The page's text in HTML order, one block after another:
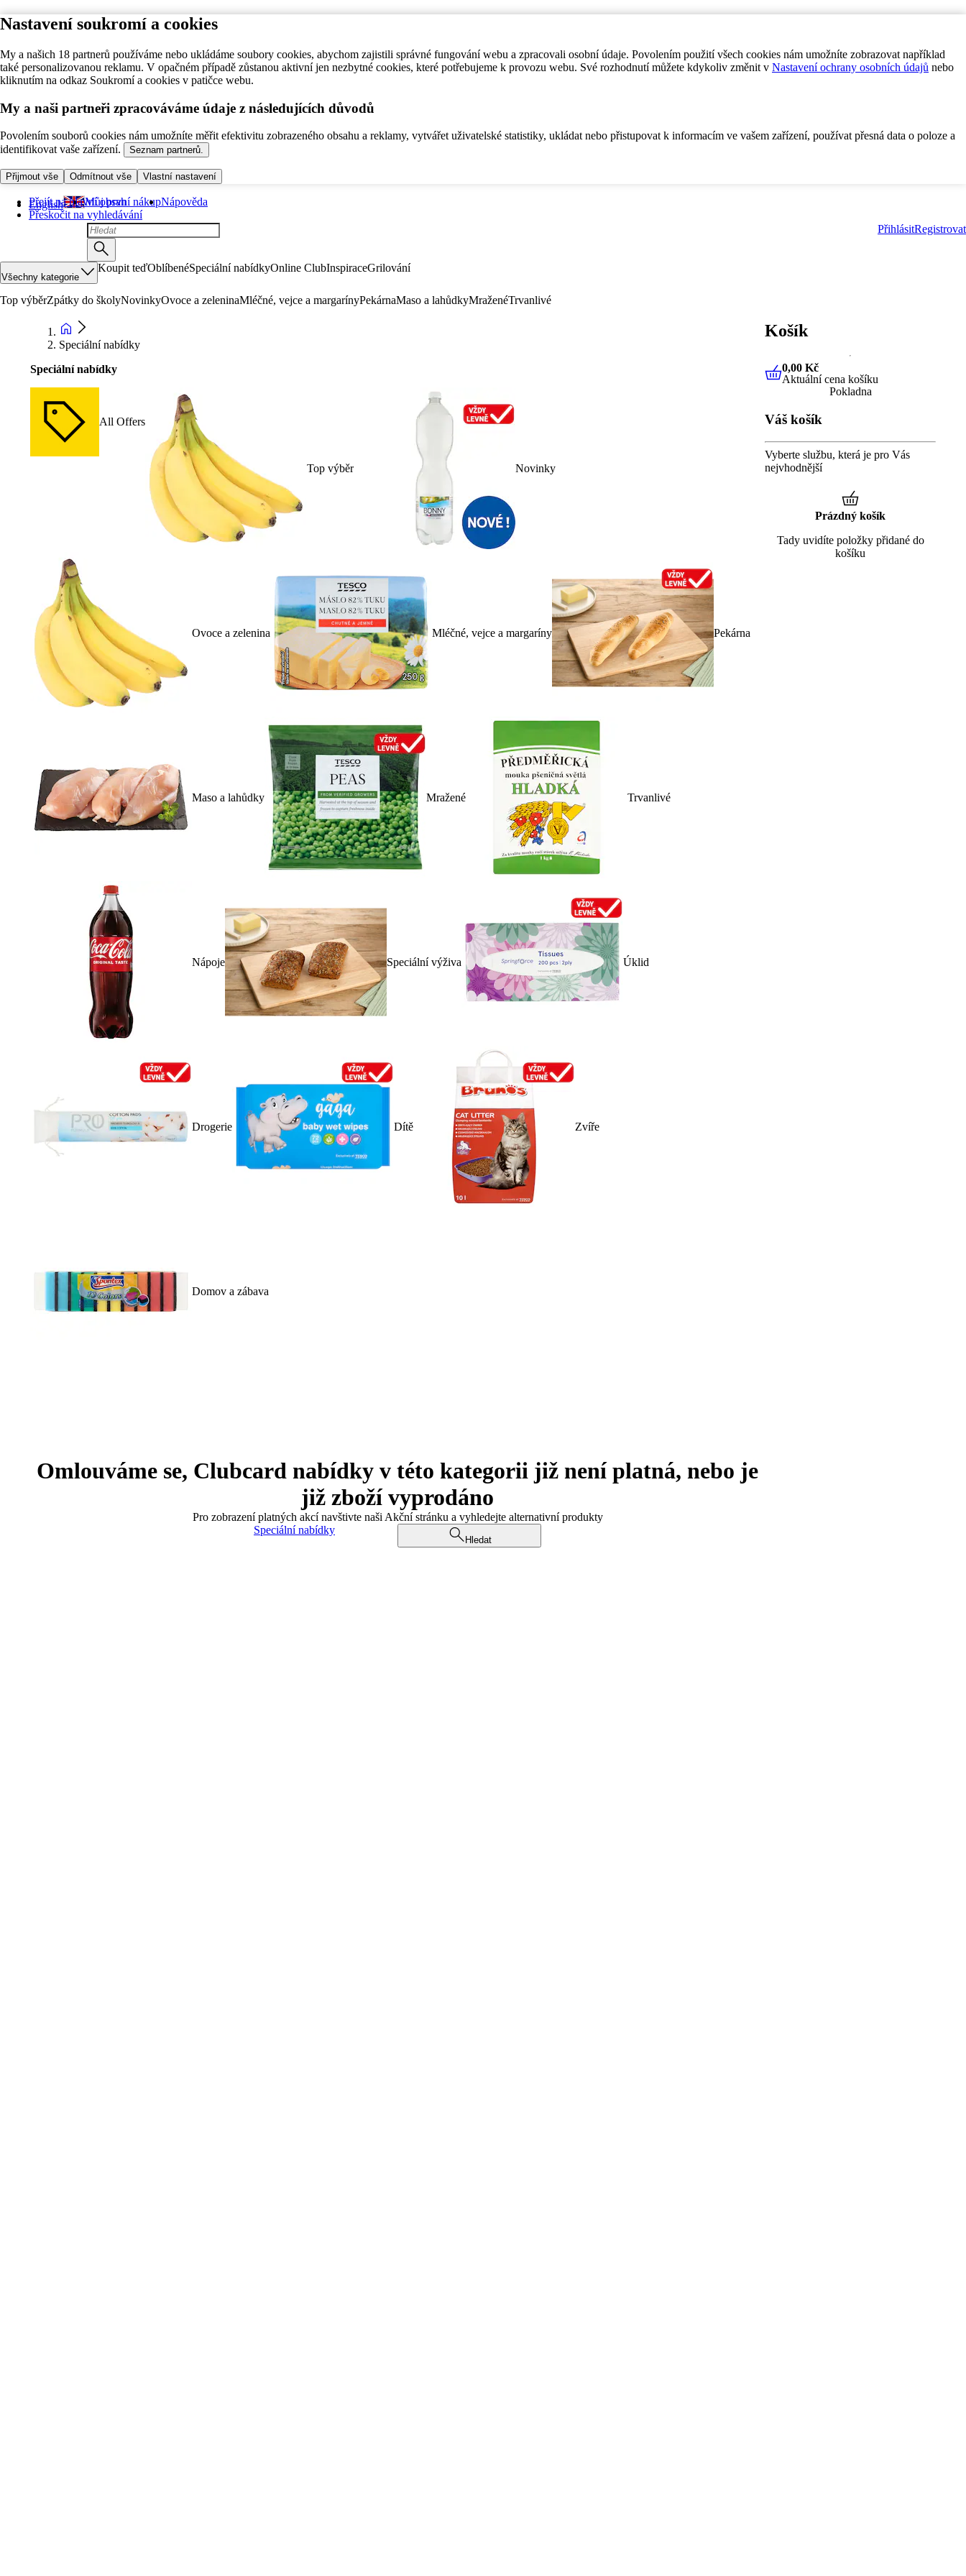
Nastavení soukromí a cookies
My a našich 18 partnerů používáme nebo ukládáme soubory cookies, abychom zajistili správné fungování webu a zpracovali osobní údaje. Povolením použití všech cookies nám umožníte zobrazovat například
také personalizovanou reklamu. V opačném případě zůstanou aktivní jen nezbytné cookies, které potřebujeme k provozu webu. Své rozhodnutí můžete kdykoliv změnit v Nastavení ochrany osobních údajů nebo
kliknutím na odkaz Soukromí a cookies v patičce webu.
My a naši partneři zpracováváme údaje z následujících důvodů
Povolením souborů cookies nám umožníte měřit efektivitu zobrazeného obsahu a reklamy, vytvářet uživatelské statistiky, ukládat nebo přistupovat k informacím ve vašem zařízení, používat přesná data o poloze a
identifikovat vaše zařízení.
Seznam partnerů.
Přijmout vše Odmítnout vše Vlastní nastavení
Přejít na hlavní obsah
Přeskočit na vyhledávání
English Můj první nákupNápověda
PřihlásitRegistrovat
Všechny kategorie
Koupit teďOblíbenéSpeciální nabídkyOnline ClubInspiraceGrilování
Top výběrZpátky do školyNovinkyOvoce a zeleninaMléčné, vejce a margarínyPekárnaMaso a lahůdkyMraženéTrvanlivé
Speciální nabídky
Speciální nabídky
All Offers
Top výběr Novinky
Ovoce a zelenina Mléčné, vejce a margaríny Pekárna
Maso a lahůdky Mražené Trvanlivé
Nápoje Speciální výživa Úklid
Drogerie Dítě Zvíře
Domov a zábava
Omlouváme se, Clubcard nabídky v této kategorii již není platná, nebo je
již zboží vyprodáno
Pro zobrazení platných akcí navštivte naši Akční stránku a vyhledejte alternativní produkty
Speciální nabídky
Hledat
Košík
0,00 KčAktuální cena košíku
0,00 Kč
Aktuální cena košíku
Pokladna
Váš košík
Vyberte službu, která je pro Vás
nejvhodnější
Prázdný košík
Tady uvidíte položky přidané do
košíku